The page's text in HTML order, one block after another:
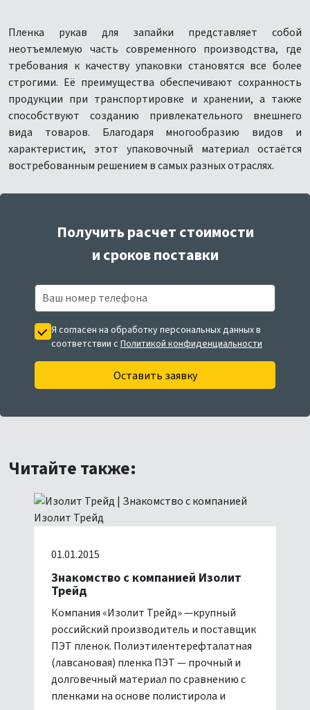
Пленка рукав для запайки представляет собой
неотъемлемую часть современного производства, где
требования к качеству упаковки становятся все более
строгими. Её преимущества обеспечивают сохранность
продукции при транспортировке и хранении, а также
способствуют созданию привлекательного внешнего
вида товаров. Благодаря многообразию видов и
характеристик, этот упаковочный материал остаётся
востребованным решением в самых разных отраслях.
Получить расчет стоимости
и сроков поставки
Я согласен на обработку персональных данных в
соответствии с Политикой конфиденциальности
Оставить заявку
Читайте также:
01.01.2015
Знакомство с компанией Изолит
Трейд
Компания «Изолит Трейд» —крупный
российский производитель и поставщик
ПЭТ пленок. Полиэтилентерефталатная
(лавсановая) пленка ПЭТ — прочный и
долговечный материал по сравнению с
пленками на основе полистирола и